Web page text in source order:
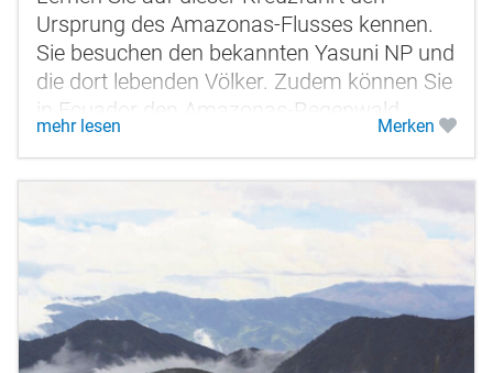
Ursprung des Amazonas-Flusses kennen.
Sie besuchen den bekannten Yasuni NP und
die dort lebenden Völker. Zudem können Sie
in Ecuador den Amazonas-Regenwald
hervorragend mit den Galapagos-Inseln...
mehr lesen Merken